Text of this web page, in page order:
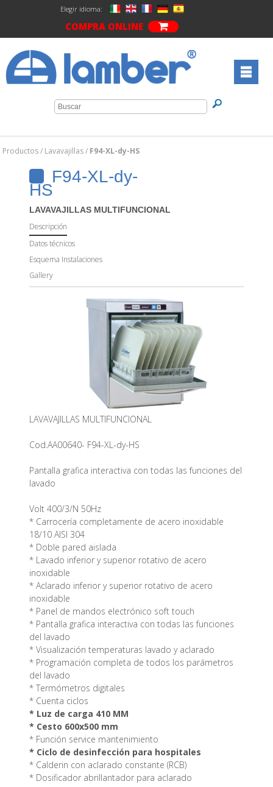
Elegir idioma:
COMPRA ONLINE
Productos/ Lavavajillas/ F94-XL-dy-HS
F94-XL-dy-
HS
LAVAVAJILLAS MULTIFUNCIONAL
Descripción
Datos técnicos
Esquema Instalaciones
Gallery
LAVAVAJILLAS MULTIFUNCIONAL
Cod.AA00640- F94-XL-dy-HS
Pantalla grafica interactiva con todas las funciones del
lavado
Volt 400/3/N 50Hz
* Carrocería completamente de acero inoxidable
18/10 AISI 304
* Doble pared aislada
* Lavado inferior y superior rotativo de acero
inoxidable
* Aclarado inferior y superior rotativo de acero
inoxidable
* Panel de mandos electrónico soft touch
* Pantalla grafica interactiva con todas las funciones
del lavado
* Visualización temperaturas lavado y aclarado
* Programación completa de todos los parámetros
del lavado
* Termómetros digitales
* Cuenta ciclos
* Luz de carga 410 MM
* Cesto 600x500 mm
* Función service mantenimiento
* Ciclo de desinfección para hospitales
* Calderin con aclarado constante (RCB)
* Dosificador abrillantador para aclarado